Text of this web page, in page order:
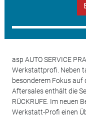
asp AUTO SERVICE
Werkstattprofi. Neben
besonderem Fokus auf
Aftersales enthält die
RÜCKRUFE. Im neuen
Werkstatt-Profi einen